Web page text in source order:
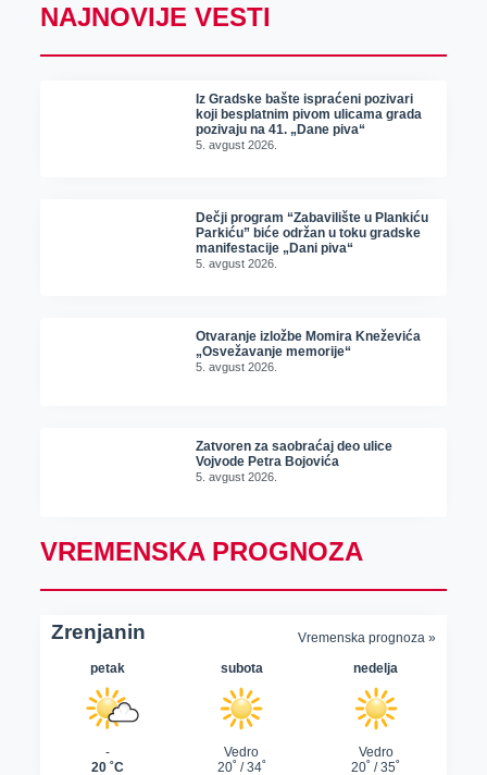
NAJNOVIJE VESTI
Iz Gradske bašte ispraćeni pozivari
koji besplatnim pivom ulicama grada
pozivaju na 41. „Dane piva“
5. avgust 2026.
Dečji program “Zabavilište u Plankiću
Parkiću” biće održan u toku gradske
manifestacije „Dani piva“
5. avgust 2026.
Otvaranje izložbe Momira Kneževića
„Osvežavanje memorije“
5. avgust 2026.
Zatvoren za saobraćaj deo ulice
Vojvode Petra Bojovića
5. avgust 2026.
VREMENSKA PROGNOZA